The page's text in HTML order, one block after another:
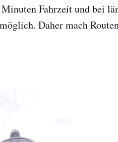
Fahrzeit und bei
Daher mach